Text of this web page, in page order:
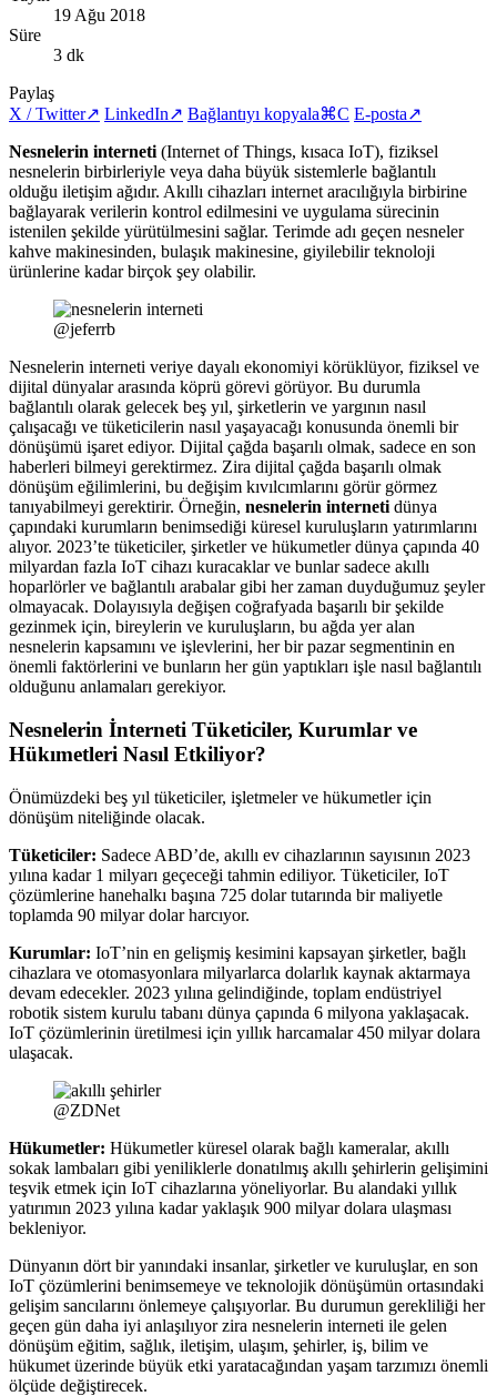
19 Ağu 2018
Süre
3 dk
Paylaş
X / Twitter↗ LinkedIn↗ Bağlantıyı kopyala⌘C E-posta↗
Nesnelerin interneti (Internet of Things, kısaca IoT), fiziksel
nesnelerin birbirleriyle veya daha büyük sistemlerle bağlantılı
olduğu iletişim ağıdır. Akıllı cihazları internet aracılığıyla birbirine
bağlayarak verilerin kontrol edilmesini ve uygulama sürecinin
istenilen şekilde yürütülmesini sağlar. Terimde adı geçen nesneler
kahve makinesinden, bulaşık makinesine, giyilebilir teknoloji
ürünlerine kadar birçok şey olabilir.
@jeferrb
Nesnelerin interneti veriye dayalı ekonomiyi körüklüyor, fiziksel ve
dijital dünyalar arasında köprü görevi görüyor. Bu durumla
bağlantılı olarak gelecek beş yıl, şirketlerin ve yargının nasıl
çalışacağı ve tüketicilerin nasıl yaşayacağı konusunda önemli bir
dönüşümü işaret ediyor. Dijital çağda başarılı olmak, sadece en son
haberleri bilmeyi gerektirmez. Zira dijital çağda başarılı olmak
dönüşüm eğilimlerini, bu değişim kıvılcımlarını görür görmez
tanıyabilmeyi gerektirir. Örneğin, nesnelerin interneti dünya
çapındaki kurumların benimsediği küresel kuruluşların yatırımlarını
alıyor. 2023’te tüketiciler, şirketler ve hükumetler dünya çapında 40
milyardan fazla IoT cihazı kuracaklar ve bunlar sadece akıllı
hoparlörler ve bağlantılı arabalar gibi her zaman duyduğumuz şeyler
olmayacak. Dolayısıyla değişen coğrafyada başarılı bir şekilde
gezinmek için, bireylerin ve kuruluşların, bu ağda yer alan
nesnelerin kapsamını ve işlevlerini, her bir pazar segmentinin en
önemli faktörlerini ve bunların her gün yaptıkları işle nasıl bağlantılı
olduğunu anlamaları gerekiyor.
Nesnelerin İnterneti Tüketiciler, Kurumlar ve
Hükımetleri Nasıl Etkiliyor?
Önümüzdeki beş yıl tüketiciler, işletmeler ve hükumetler için
dönüşüm niteliğinde olacak.
Tüketiciler: Sadece ABD’de, akıllı ev cihazlarının sayısının 2023
yılına kadar 1 milyarı geçeceği tahmin ediliyor. Tüketiciler, IoT
çözümlerine hanehalkı başına 725 dolar tutarında bir maliyetle
toplamda 90 milyar dolar harcıyor.
Kurumlar: IoT’nin en gelişmiş kesimini kapsayan şirketler, bağlı
cihazlara ve otomasyonlara milyarlarca dolarlık kaynak aktarmaya
devam edecekler. 2023 yılına gelindiğinde, toplam endüstriyel
robotik sistem kurulu tabanı dünya çapında 6 milyona yaklaşacak.
IoT çözümlerinin üretilmesi için yıllık harcamalar 450 milyar dolara
ulaşacak.
@ZDNet
Hükumetler: Hükumetler küresel olarak bağlı kameralar, akıllı
sokak lambaları gibi yeniliklerle donatılmış akıllı şehirlerin gelişimini
teşvik etmek için IoT cihazlarına yöneliyorlar. Bu alandaki yıllık
yatırımın 2023 yılına kadar yaklaşık 900 milyar dolara ulaşması
bekleniyor.
Dünyanın dört bir yanındaki insanlar, şirketler ve kuruluşlar, en son
IoT çözümlerini benimsemeye ve teknolojik dönüşümün ortasındaki
gelişim sancılarını önlemeye çalışıyorlar. Bu durumun gerekliliği her
geçen gün daha iyi anlaşılıyor zira nesnelerin interneti ile gelen
dönüşüm eğitim, sağlık, iletişim, ulaşım, şehirler, iş, bilim ve
hükumet üzerinde büyük etki yaratacağından yaşam tarzımızı önemli
ölçüde değiştirecek.